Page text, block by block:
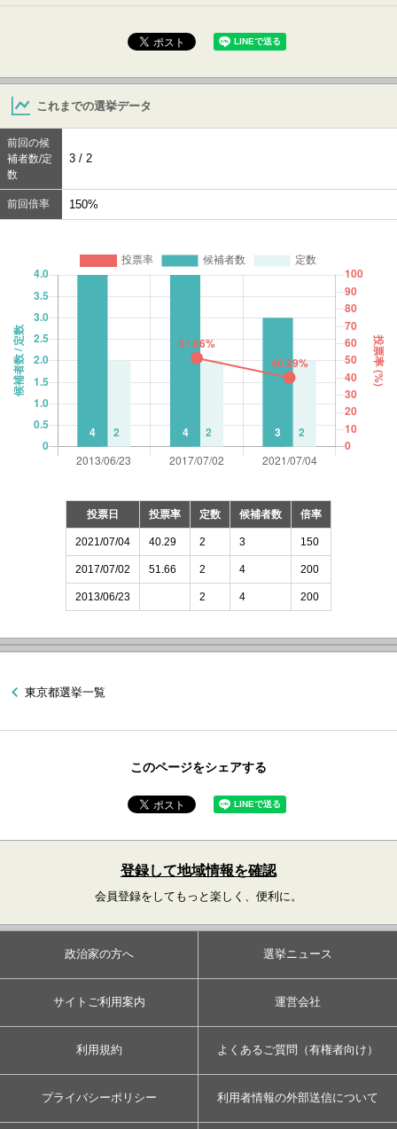
これまでの選挙データ
前回の候
補者数/定
数
3 / 2
前回倍率 150%
投票日 投票率 定数 候補者数 倍率
2021/07/04 40.29 2 3 150
2017/07/02 51.66 2 4 200
2013/06/23 2 4 200
東京都選挙一覧
このページをシェアする
登録して地域情報を確認
会員登録をしてもっと楽しく、便利に。
政治家の方へ 選挙ニュース
サイトご利用案内 運営会社
利用規約 よくあるご質問（有権者向け）
プライバシーポリシー 利用者情報の外部送信について